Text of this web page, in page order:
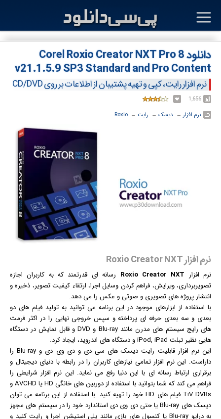
دانلود Corel Roxio Creator NXT Pro 8
v21.1.5.9 SP3 Standard and Pro Content
نرم افزار رایت، کپی و تهیه پشتیبان از اطلاعات بر روی CD/DVD
1,656
نرم افزار ← ‏ دیسک ← ‏ رایت ← ‏
Roxio
نرم افزار Roxio Creator NXT
نرم افزار Roxio Creator NXT رسانه ای قدرتمند که به کاربران اجازه
تصویربرداری، ویرایش، فراهم کردن وسایل اجرا، ارتقاء کیفیت تصویر، ذخیره و
انتشار پروژه های تصویری و صوتی و عکس را می دهد.
با استفاده از ابزارهای موجود در این برنامه می توانید به تولیدفیلم های دو
بعدی و سه بعدی حرفه ای پرداخته و سپس خروجی نهایی را در اکثر فرمت
های رایج سیستم های مدرن مانند Blu-ray و DVD و قابل نمایش در دستگاه
هایی نظیر تبلت iPod, iPad و دستگاه های اندروید، ایجاد کرد.
این نرم افزار قابلیت رایت دیسک های سی دی و دی وی دی و Blu-ray را
داراست. این نرم افزار تمامی نیازهای کاربران را در رابطه با دنیای دیجیتال و
برقراری ارتباط رسانه ای با این دنیا رفع می نماید. این نرم افزار شرایطی را
فراهم می کند که شما بتوانید با استفاده از دوربین های خانگی HD یا AVCHD و
TiV DVRs فیلم های HD خود را تهیه کنید. با استفاده از این برنامه می توان
دیسک های Blu-ray یا حتی دی وی دی استاندارد خود را در سیستم های مجهز
به درایو Blu-ray یا کنسول های
بازی مانند پلی استیشن اجرا و رایت کنید و